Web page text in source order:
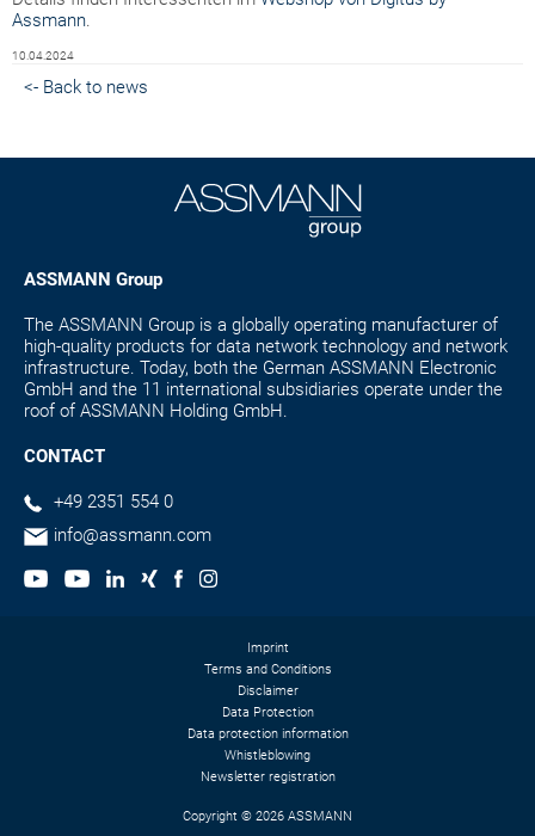
Assmann.
10.04.2024
<- Back to news
ASSMANN Group
The ASSMANN Group is a globally operating manufacturer of
high-quality products for data network technology and network
infrastructure. Today, both the German ASSMANN Electronic
GmbH and the 11 international subsidiaries operate under the
roof of ASSMANN Holding GmbH.
CONTACT
+49 2351 554 0
info@assmann.com
Imprint
Terms and Conditions
Disclaimer
Data Protection
Data protection information
Whistleblowing
Newsletter registration
Copyright © 2026 ASSMANN